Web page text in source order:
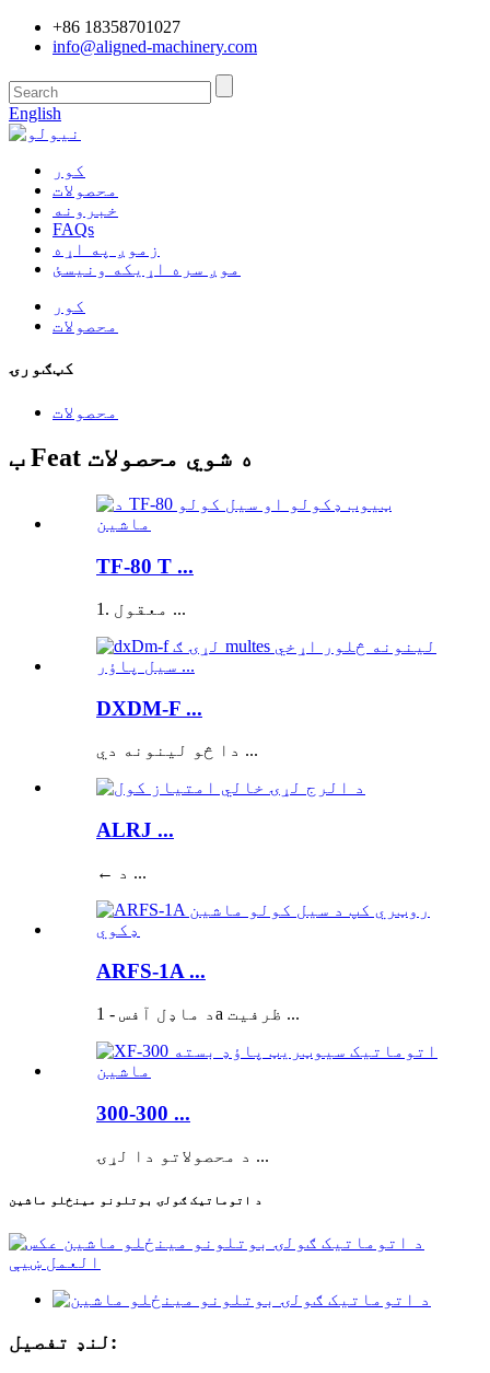
+86 18358701027
info@aligned-machinery.com
English
کور
محصولات
خبرونه
FAQs
زموږ په اړه
موږ سره اړیکه ونیسئ
کور
محصولات
کټګورۍ
محصولات
ب Feat ه شوي محصولات
TF-80 T ...
1. معقول ...
DXDM-F ...
دا څو لینونه دي ...
ALRJ ...
← د ...
ARFS-1A ...
د ماډل آفس - 1a ظرفیت ...
300-300 ...
د محصولاتو دا لړۍ ...
د اتوماتیک ګولۍ بوتلونو مینځلو ماشین
لنډ تفصیل: